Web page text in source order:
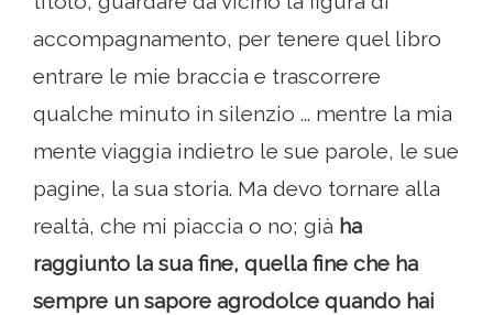
accompagnamento, per tenere quel libro
entrare le mie braccia e trascorrere
qualche minuto in silenzio ... mentre la mia
mente viaggia indietro le sue parole, le sue
pagine, la sua storia. Ma devo tornare alla
realtà, che mi piaccia o no; già ha
raggiunto la sua fine, quella fine che ha
sempre un sapore agrodolce quando hai